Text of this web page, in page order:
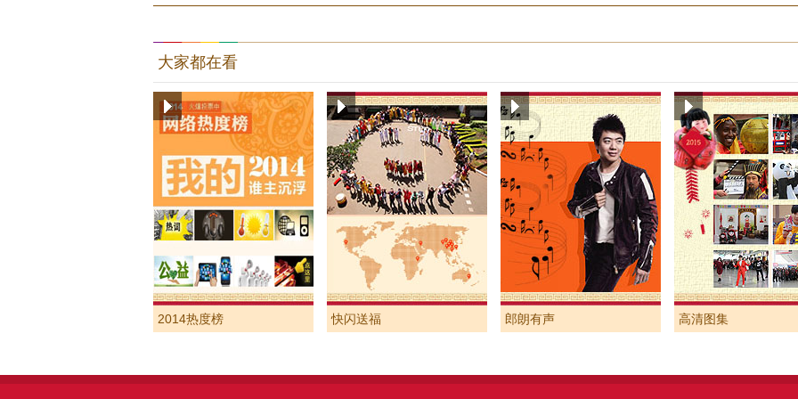
大家都在看
2014热度榜 快闪送福 郎朗有声 高清图集